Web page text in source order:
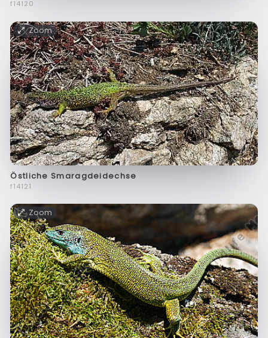
f14120
Zoom
Östliche Smaragdeidechse
f14121
Zoom